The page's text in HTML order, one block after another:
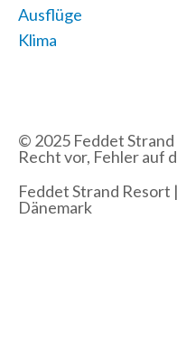
Ausflüge
Klima
© 2025 Feddet
Recht vor, Fehler auf
Feddet Strand Resort
Dänemark